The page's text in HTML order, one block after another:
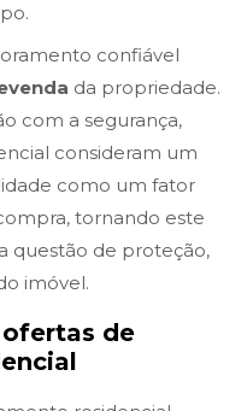
confiável
da propriedade.
com a segurança,
consideram um
como um fator
tornando este
questão de proteção,
imóvel.
de